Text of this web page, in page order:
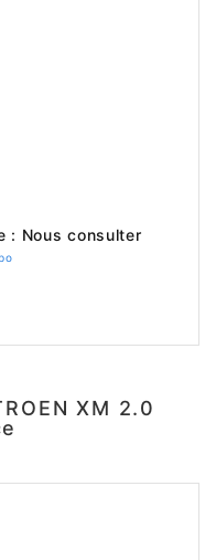
: Nous consulter
XM 2.0